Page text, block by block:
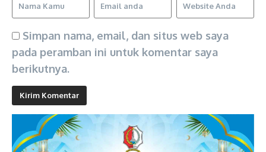
Simpan nama, email, dan situs web saya
pada peramban ini untuk komentar saya
berikutnya.